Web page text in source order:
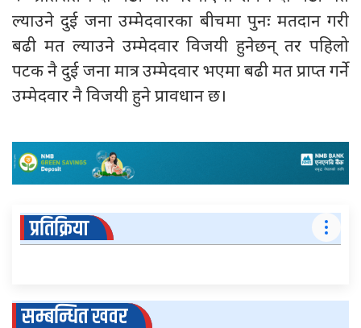
ल्याउने दुई जना उम्मेदवारका बीचमा पुनः मतदान गरी
बढी मत ल्याउने उम्मेदवार विजयी हुनेछन् तर पहिलो
पटक नै दुई जना मात्र उम्मेदवार भएमा बढी मत प्राप्त गर्ने
उम्मेदवार नै विजयी हुने प्रावधान छ।
प्रतिक्रिया
सम्बन्धित खवर